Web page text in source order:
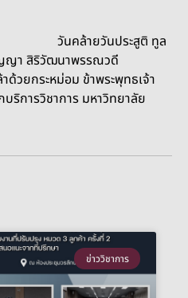
ประสูติ ทูล
ญา สิริวัฒนาพรรณวดี
อม ข้าพระพุทธเจ้า
ริการวิชาการ มหาวิทยาลัย
ข่าววิชาการ